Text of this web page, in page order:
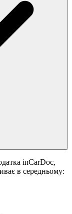
inCarDoc,
в середньому: